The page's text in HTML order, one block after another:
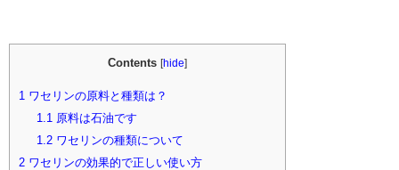
Contents [hide]
1 ワセリンの原料と種類は？
1.1 原料は石油です
1.2ワセリンの種類について
2 ワセリンの効果的で正しい使い方